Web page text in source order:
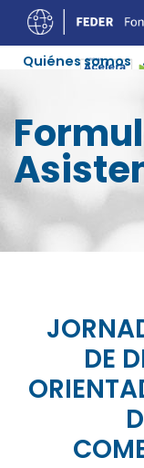
Quiénes somos
Agenda
DE